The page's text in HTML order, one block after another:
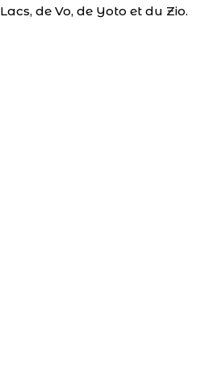
de Vo, de Yoto et du Zio.